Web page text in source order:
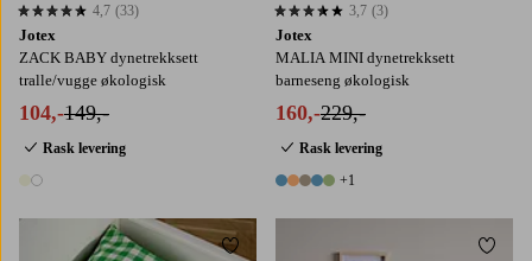
Jotex
ZACK BABY dynetrekksett
tralle/vugge økologisk
104,-149,-
Rask levering
2 farger
4,7 basert på 33 karaktergivninger
4,7 (33)
Jotex
MALIA MINI dynetrekksett
barneseng økologisk
160,-229,-
Rask levering
6 farger
+1
3,7 basert på 3 karaktergivninger
3,7 (3)
Legg til favoritter